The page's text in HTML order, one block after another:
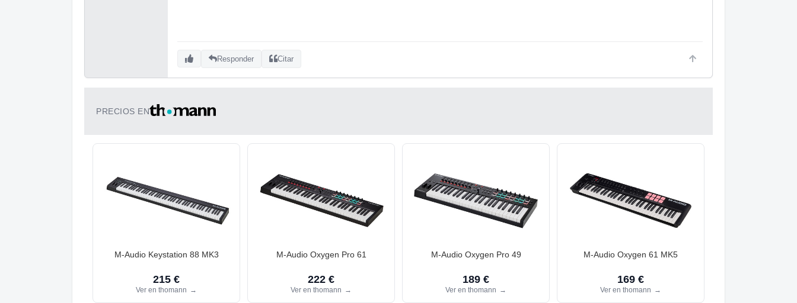
Responder Citar
PRECIOS EN
M-Audio Keystation 88 MK3
215 €
Ver en thomann →
M-Audio Oxygen Pro 61
222 €
Ver en thomann →
M-Audio Oxygen Pro 49
189 €
Ver en thomann →
M-Audio Oxygen 61 MK5
169 €
Ver en thomann →